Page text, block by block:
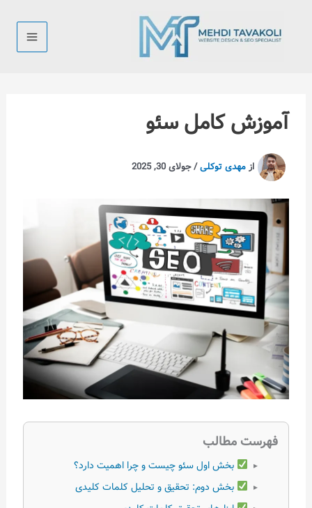
آموزش کامل سئو
از مهدی توکلی/جولای 30, 2025
فهرست مطالب
▸ بخش اول سئو چیست و چرا اهمیت دارد؟
▸ بخش دوم: تحقیق و تحلیل کلمات کلیدی